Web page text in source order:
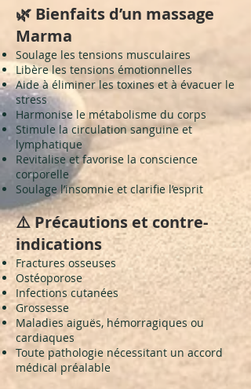
🌿 Bienfaits d’un massage
Marma
Soulage les tensions musculaires
Libère les tensions émotionnelles
Aide à éliminer les toxines et à évacuer le
stress
Harmonise le métabolisme du corps
Stimule la circulation sanguine et
lymphatique
Revitalise et favorise la conscience
corporelle
Soulage l’insomnie et clarifie l’esprit
⚠️ Précautions et contre-
indications
Fractures osseuses
Ostéoporose
Infections cutanées
Grossesse
Maladies aiguës, hémorragiques ou
cardiaques
Toute pathologie nécessitant un accord
médical préalable